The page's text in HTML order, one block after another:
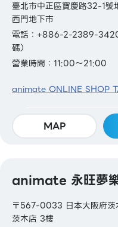
臺北市中正區寶慶路32-1
西門地下市
電話：+886-2-2389-
碼）
營業時間：11:00～21:00
animate ONLINE SHOP
MAP
animate 永旺夢
〒567-0033 日本大阪府
茨木店 3樓